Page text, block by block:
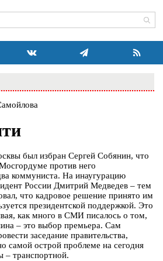
был избран Сергей Собянин, что
против него
коммуниста. На инаугурацию
России Дмитрий Медведев – тем
что кадровое решение принято им
президентской поддержкой. Это
как много в СМИ писалось о том,
– это выбор премьера. Сам
заседание правительства,
самой острой проблеме на сегодня
– транспортной.